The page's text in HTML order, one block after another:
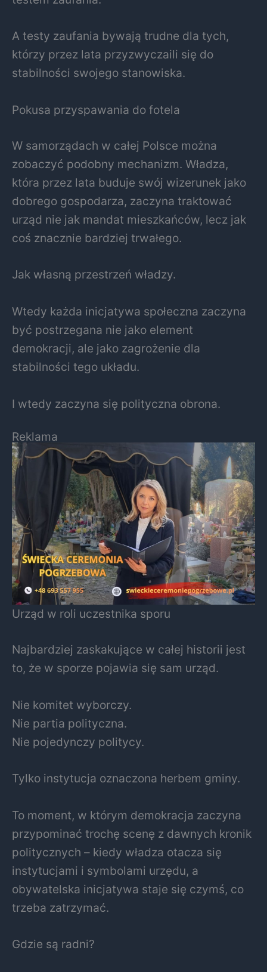
A testy zaufania bywają trudne dla tych,
którzy przez lata przyzwyczaili się do
stabilności swojego stanowiska.
Pokusa przyspawania do fotela
W samorządach w całej Polsce można
zobaczyć podobny mechanizm. Władza,
która przez lata buduje swój wizerunek jako
dobrego gospodarza, zaczyna traktować
urząd nie jak mandat mieszkańców, lecz jak
coś znacznie bardziej trwałego.
Jak własną przestrzeń władzy.
Wtedy każda inicjatywa społeczna zaczyna
być postrzegana nie jako element
demokracji, ale jako zagrożenie dla
stabilności tego układu.
I wtedy zaczyna się polityczna obrona.
Reklama
Urząd w roli uczestnika sporu
Najbardziej zaskakujące w całej historii jest
to, że w sporze pojawia się sam urząd.
Nie komitet wyborczy.
Nie partia polityczna.
Nie pojedynczy politycy.
Tylko instytucja oznaczona herbem gminy.
To moment, w którym demokracja zaczyna
przypominać trochę scenę z dawnych kronik
politycznych – kiedy władza otacza się
instytucjami i symbolami urzędu, a
obywatelska inicjatywa staje się czymś, co
trzeba zatrzymać.
Gdzie są radni?